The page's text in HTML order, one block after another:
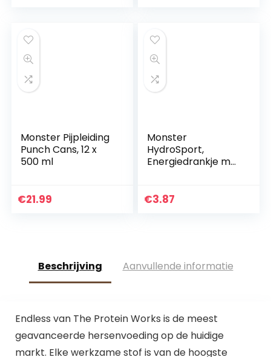
Monster Pijpleiding
Punch Cans, 12 x
500 ml
€21.99
Monster
HydroSport,
Energiedrankje met
sporters, Bevat 200
€3.87
Beschrijving Aanvullende informatie
Endless van The Protein Works is de meest
geavanceerde hersenvoeding op de huidige
markt. Elke werkzame stof is van de hoogste